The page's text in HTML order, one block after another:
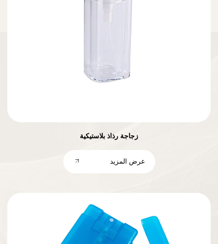
زجاجة رذاذ بلاستيكية
عرض المزيد